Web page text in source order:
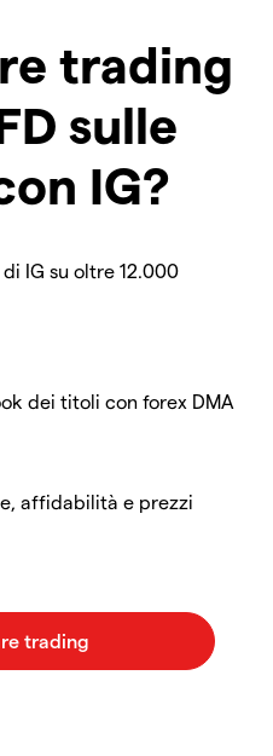
trading
sulle
IG?
IG su oltre 12.000
dei titoli con forex DMA
affidabilità e prezzi